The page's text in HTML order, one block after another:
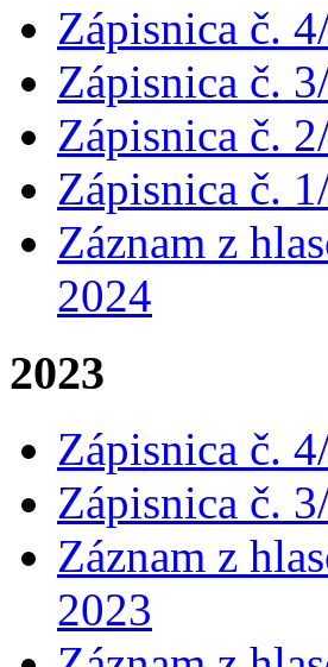
Zápisnica č.
Zápisnica č.
Zápisnica č.
Zápisnica č.
Záznam z
2024
2023
Zápisnica č.
Zápisnica č.
Záznam z
2023